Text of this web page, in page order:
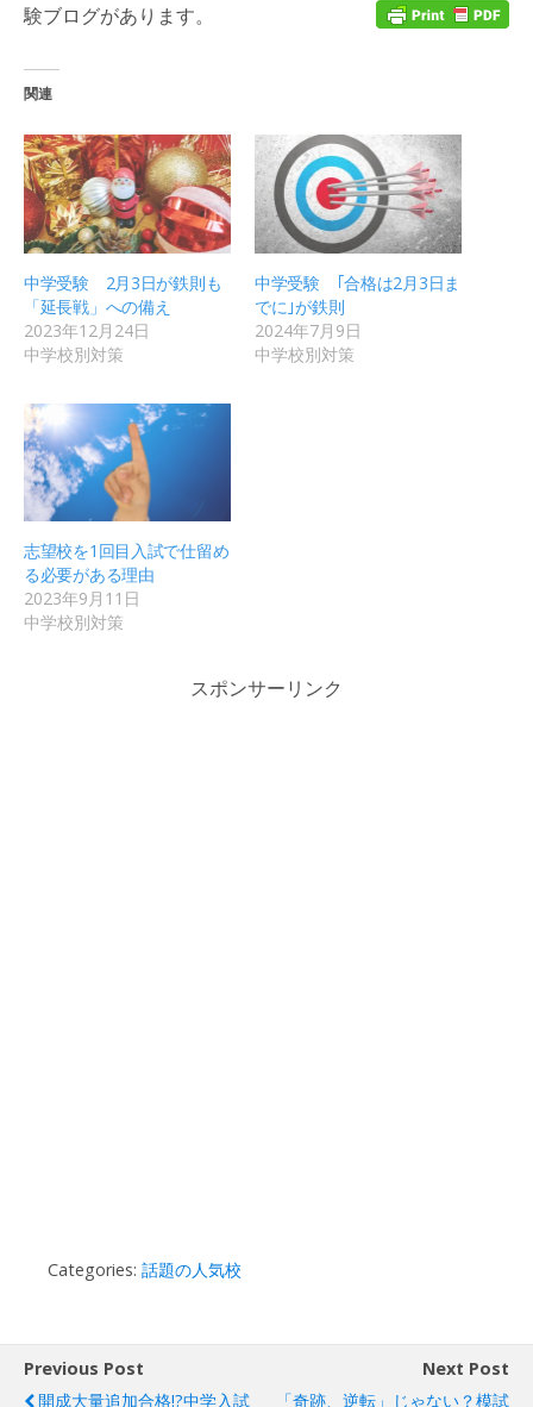
験ブログがあります。
関連
中学受験 2月3日が鉄則も
「延長戦」への備え
2023年12月24日
中学校別対策
中学受験 ｢合格は2月3日ま
でに｣が鉄則
2024年7月9日
中学校別対策
志望校を1回目入試で仕留め
る必要がある理由
2023年9月11日
中学校別対策
スポンサーリンク
Categories: 話題の人気校
Previous Post
開成大量追加合格!?中学入試
Next Post
「奇跡、逆転」じゃない？模試